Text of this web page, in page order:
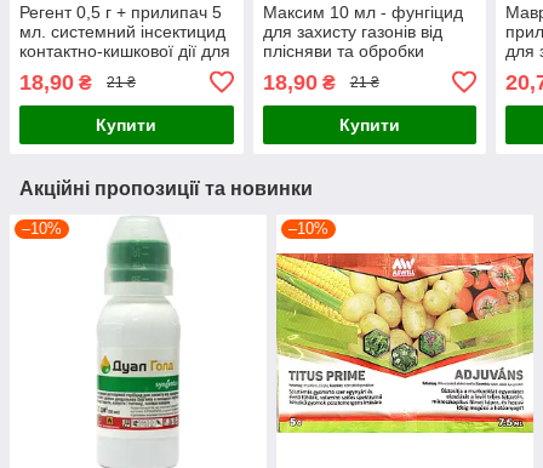
Регент 0,5 г + прилипач 5
мл. системний інсектицид
контактно-кишкової дії для
захисту овочевих, картоплі
та інших культур
18,90 ₴ 21 ₴
Купити
Максим 10 мл - фунгіцид
для захисту газонів від
плісняви ​​та обробки
18,90₴ 21 ₴
Купити
для
Акційні пропозиції та новинки
–10% –10%